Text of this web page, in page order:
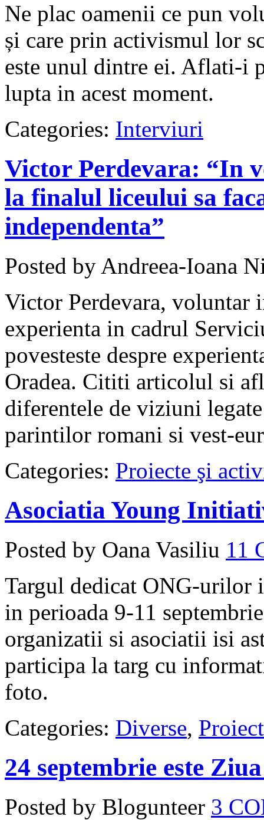
Ne plac oamenii ce pun
și care prin activismul lor
este unul dintre ei. Aflati-i
lupta in acest moment.
Categories: Interviuri
Victor Perdevara: “In
la finalul liceului sa
independenta”
Posted by Andreea-Ioana
Victor Perdevara, voluntar
experienta in cadrul
povesteste despre
Oradea. Cititi articolul si
diferentele de viziuni
parintilor romani si vest-
Categories: Proiecte şi
Asociatia Young
Posted by Oana Vasiliu 11
Targul dedicat ONG-urilor
in perioada 9-11
organizatii si asociatii isi
participa la targ cu
foto.
Categories: Diverse,
24 septembrie este
Posted by Blogunteer 3